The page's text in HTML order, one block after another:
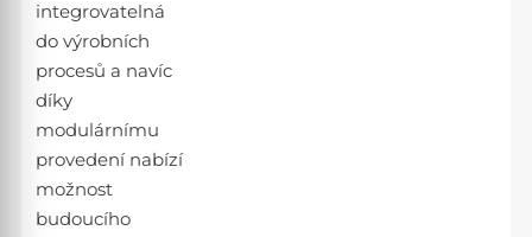
integrovatelná
do výrobních
procesů a navíc
díky
modulárnímu
provedení nabízí
možnost
budoucího